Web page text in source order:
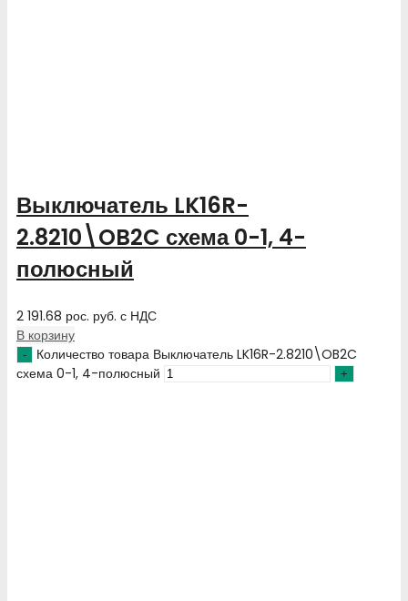
Выключатель LK16R-
2.8210\OB2C схема 0-1, 4-
полюсный
2 191.68 рос. руб. с НДС
В корзину
Количество товара Выключатель LK16R-2.8210\OB2C
схема 0-1, 4-полюсный